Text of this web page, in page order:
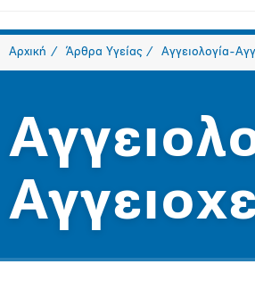
Αρχική Άρθρα Υγείας Αγγειολογία-